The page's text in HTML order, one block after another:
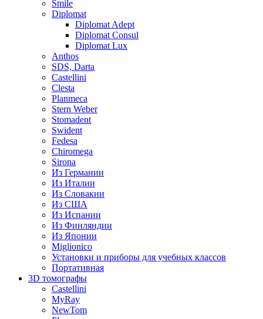
Smile
Diplomat
Diplomat Adept
Diplomat Consul
Diplomat Lux
Anthos
SDS, Darta
Castellini
Clesta
Planmeca
Stern Weber
Stomadent
Swident
Fedesa
Chiromega
Sirona
Из Германии
Из Италии
Из Словакии
Из США
Из Испании
Из Финляндии
Из Японии
Miglionico
Установки и приборы для учебных классов
Портативная
3D томографы
Castellini
MyRay
NewTom